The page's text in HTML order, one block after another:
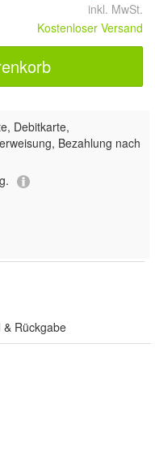
inkl. MwSt.
Kostenloser Versand
Debitkarte,
Bezahlung nach
Rückgabe